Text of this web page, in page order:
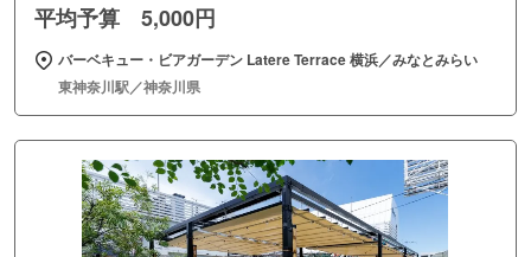
平均予算 5,000円
バーベキュー・ビアガーデン Latere Terrace 横浜／みなとみらい
東神奈川駅／神奈川県